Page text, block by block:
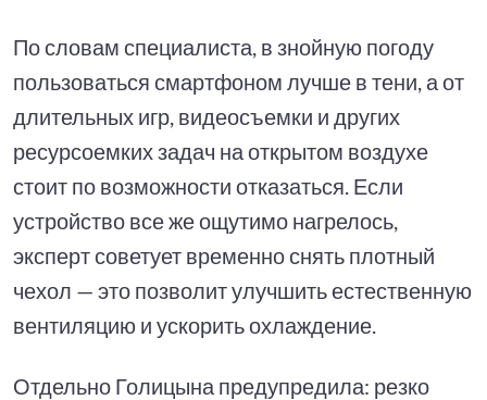
По словам специалиста, в знойную погоду
пользоваться смартфоном лучше в тени, а от
длительных игр, видеосъемки и других
ресурсоемких задач на открытом воздухе
стоит по возможности отказаться. Если
устройство все же ощутимо нагрелось,
эксперт советует временно снять плотный
чехол — это позволит улучшить естественную
вентиляцию и ускорить охлаждение.
Отдельно Голицына предупредила: резко